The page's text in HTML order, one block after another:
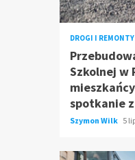
DROGI I REMONTY
Szkolnej w
spotkanie
Szymon Wilk 5